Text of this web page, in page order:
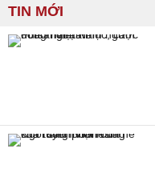
TIN MỚI